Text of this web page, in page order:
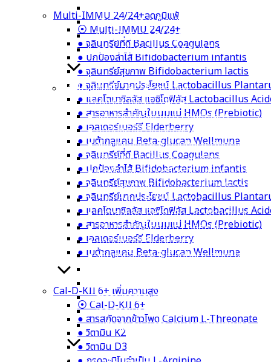
● บิฟิโดแบคทีเรียม เบรเว Bifidobacterium
● จุลินทรีย์มากประโยชน์ Lactobacillus
● โพรไบโอติก Lactobacillus Gasseri
● กรดอะมิโนจากธรรมชาติ SunTheanine
Multi-IMMU 24/24+ลดภูมิแพ้
⦿ Multi-IMMU 24/24+
● จุลินทรีย์ที่ดี Bacillus Coagulans
● ปกป้องลำไส้ Bifidobacterium infantis
● จุลินทรีย์สุขภาพ Bifidobacterium lactis
● จุลินทรีย์มากประโยชน์ Lactobacillus
● แลคโตบาซิลลัส แอซิโดฟิลัส Lactobacillus
● สารอาหารสำคัญในนมแม่ HMOs (Prebiotic)
● เอลเดอร์เบอร์รี Elderberry
● เบต้ากลูแคน Beta-glucan Wellmune
● จุลินทรีย์ที่ดี Bacillus Coagulans
● ปกป้องลำไส้ Bifidobacterium infantis
● จุลินทรีย์สุขภาพ Bifidobacterium lactis
● แลคโตบาซิลลัส แอซิโดฟิลัส Lactobacillus
● สารอาหารสำคัญในนมแม่ HMOs (Prebiotic)
● เอลเดอร์เบอร์รี Elderberry
● เบต้ากลูแคน Beta-glucan Wellmune
Multi-IMMU 24/24+ลดภูมิแพ้
⦿ Multi-IMMU 24/24+
● จุลินทรีย์ที่ดี Bacillus Coagulans
● ปกป้องลำไส้ Bifidobacterium infantis
● จุลินทรีย์สุขภาพ Bifidobacterium lactis
● จุลินทรีย์มากประโยชน์ Lactobacillus
● แลคโตบาซิลลัส แอซิโดฟิลัส Lactobacillus
● สารอาหารสำคัญในนมแม่ HMOs (Prebiotic)
● เอลเดอร์เบอร์รี Elderberry
● เบต้ากลูแคน Beta-glucan Wellmune
● จุลินทรีย์ที่ดี Bacillus Coagulans
● ปกป้องลำไส้ Bifidobacterium infantis
● จุลินทรีย์สุขภาพ Bifidobacterium lactis
● จุลินทรีย์มากประโยชน์ Lactobacillus
● แลคโตบาซิลลัส แอซิโดฟิลัส Lactobacillus
● สารอาหารสำคัญในนมแม่ HMOs (Prebiotic)
● เอลเดอร์เบอร์รี Elderberry
● เบต้ากลูแคน Beta-glucan Wellmune
Cal-D-KII 6+ เพิ่มความสูง
⦿ Cal-D-KII 6+
● สารสกัดจากข้าวโพด Calcium L-Threonate
● วิตามิน K2
● วิตามิน D3